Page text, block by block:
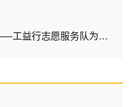
【工商管理系】“益”路“津彩”——工益行志愿服务队为天津马拉松击鼓助威